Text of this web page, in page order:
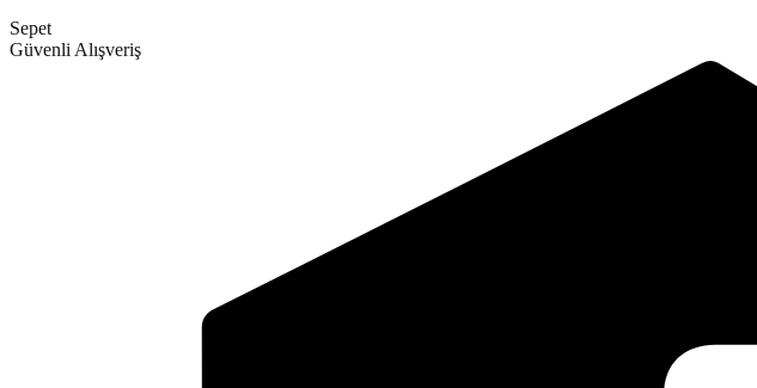
Sepet
Güvenli Alışveriş